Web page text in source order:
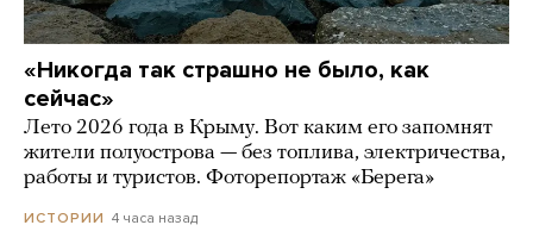
«Никогда так страшно не было, как
сейчас»
Лето 2026 года в Крыму. Вот каким его запомнят
жители полуострова — без топлива, электричества,
работы и туристов. Фоторепортаж «Берега»
ИСТОРИИ 4 часа назад